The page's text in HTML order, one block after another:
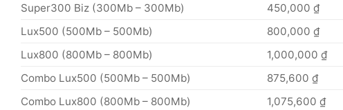
Super300 Biz (300Mb – 300Mb)
450,000 ₫
Lux500 (500Mb – 500Mb)
800,000 ₫
Lux800 (800Mb – 800Mb)
1,000,000 ₫
Combo Lux500 (500Mb – 500Mb)
875,600 ₫
Combo Lux800 (800Mb – 800Mb)
1,075,600 ₫